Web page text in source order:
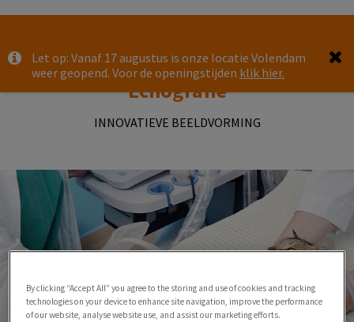
Zoek
Zoek
Let op: Vanaf 17 augustus is onze locatie Volendam
weer geopend. Voor de openingstijden klik hier.
Echografie
INNOVATIEVE BEELDVORMING
By clicking “Accept All” you agree to the storing and use of cookies and tracking
technologies on your device to enhance site navigation, improve the performance
of our website, analyse website use, and assist our marketing efforts.